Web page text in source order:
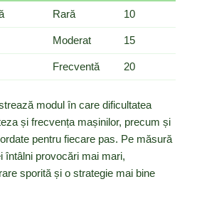
Rară 10
Moderat 15
Frecventă 20
modul în care dificultatea
și frecvența mașinilor, precum și
pentru fiecare pas. Pe măsură
întâlni provocări mai mari,
sporită și o strategie mai bine